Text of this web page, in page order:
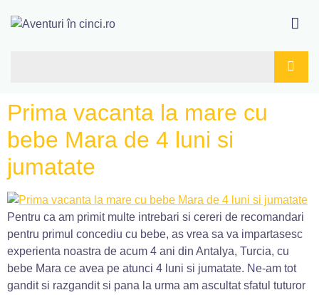
Prima vacanta la mare cu
bebe Mara de 4 luni si
jumatate
Pentru ca am primit multe intrebari si cereri de recomandari
pentru primul concediu cu bebe, as vrea sa va impartasesc
experienta noastra de acum 4 ani din Antalya, Turcia, cu
bebe Mara ce avea pe atunci 4 luni si jumatate. Ne-am tot
gandit si razgandit si pana la urma am ascultat sfatul tuturor